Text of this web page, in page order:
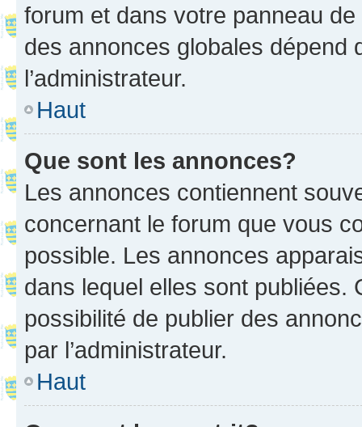
forum et dans votre panneau
des annonces globales dépend
l’administrateur.
Haut
Que sont les annonces?
Les annonces contiennent
concernant le forum que vous
possible. Les annonces
dans lequel elles sont publiées.
possibilité de publier des
par l’administrateur.
Haut